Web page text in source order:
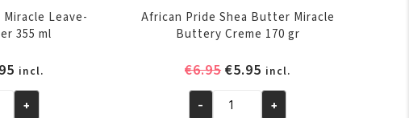
Leave-
355 ml
Huidige
prijs
is:
incl.
+
African Pride Shea Butter Miracle
Buttery Creme 170 gr
€6.95 Oorspronkelijke
was:
€5.95 Huidige
prijs
is:
incl.
African
- +